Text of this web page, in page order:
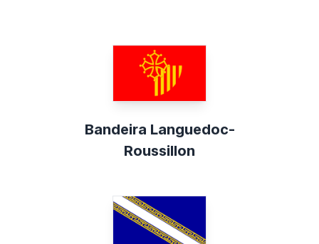
Bandeira Languedoc-
Roussillon